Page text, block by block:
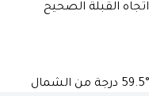
اتجاه القبلة الصحيح
59.5° درجة من الشمال